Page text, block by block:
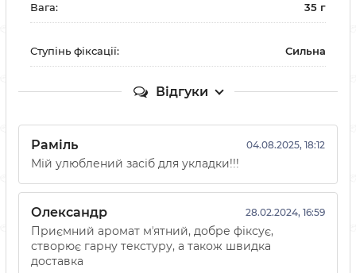
Вага: 35 г
Ступінь фіксації: Сильна
Відгуки
Раміль 04.08.2025, 18:12
Мій улюблений засіб для укладки!!!
Олександр 28.02.2024, 16:59
Приємний аромат мʼятний, добре фіксує,
створює гарну текстуру, а також швидка
доставка